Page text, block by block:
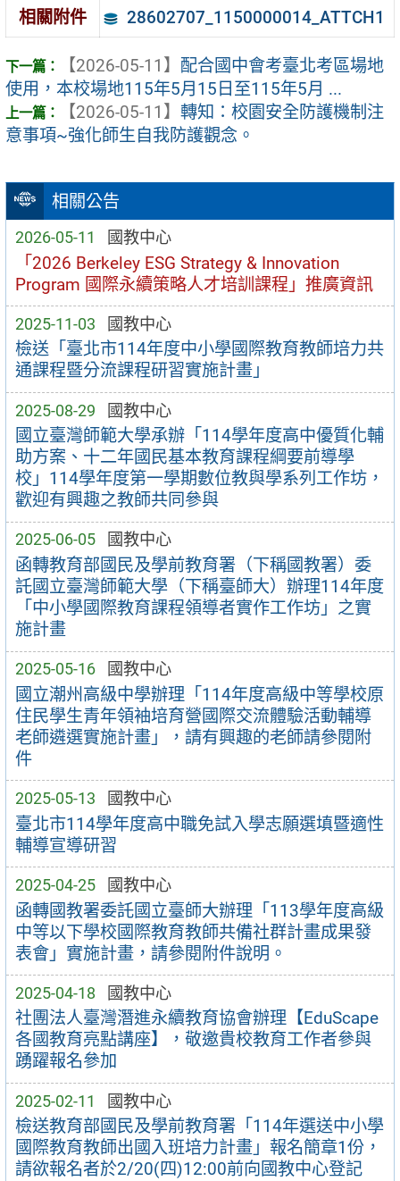
相關公告
2026-05-11 國教中心
「2026 Berkeley ESG Strategy & Innovation
Program 國際永續策略人才培訓課程」推廣資訊
2025-11-03 國教中心
檢送「臺北市114年度中小學國際教育教師培力共
通課程暨分流課程研習實施計畫」
2025-08-29 國教中心
國立臺灣師範大學承辦「114學年度高中優質化輔
助方案、十二年國民基本教育課程綱要前導學
校」114學年度第一學期數位教與學系列工作坊，
歡迎有興趣之教師共同參與
2025-06-05 國教中心
函轉教育部國民及學前教育署（下稱國教署）委
託國立臺灣師範大學（下稱臺師大）辦理114年度
「中小學國際教育課程領導者實作工作坊」之實
施計畫
2025-05-16 國教中心
國立潮州高級中學辦理「114年度高級中等學校原
住民學生青年領袖培育營國際交流體驗活動輔導
老師遴選實施計畫」，請有興趣的老師請參閱附
件
2025-05-13 國教中心
臺北市114學年度高中職免試入學志願選填暨適性
輔導宣導研習
2025-04-25 國教中心
函轉國教署委託國立臺師大辦理「113學年度高級
中等以下學校國際教育教師共備社群計畫成果發
表會」實施計畫，請參閱附件說明。
2025-04-18 國教中心
社團法人臺灣潛進永續教育協會辦理【EduScape
各國教育亮點講座】，敬邀貴校教育工作者參與
踴躍報名參加
2025-02-11 國教中心
檢送教育部國民及學前教育署「114年選送中小學
國際教育教師出國入班培力計畫」報名簡章1份，
請欲報名者於2/20(四)12:00前向國教中心登記
相關附件 28602707_1150000014_ATTCH1
【2026-05-11】 配合國中會考臺北考區場地
使用，本校場地115年5月15日至115年5月 ...
【2026-05-11】 轉知：校園安全防護機制注
意事項~強化師生自我防護觀念。